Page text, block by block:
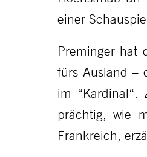
einer
Preminger hat
fürs Ausland –
im “Kardinal“.
prächtig, wie
Frankreich,